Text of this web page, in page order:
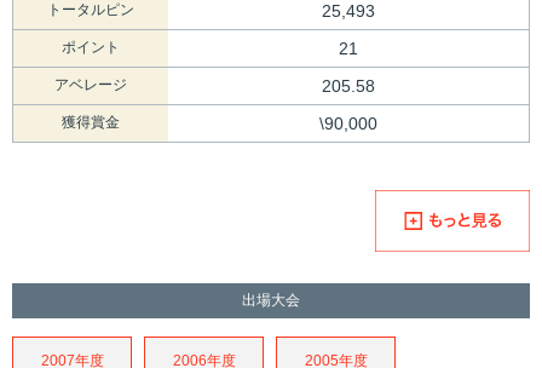
トータルピン 25,493
ポイント 21
アベレージ 205.58
獲得賞金 \90,000
出場大会
2007年度 2006年度 2005年度